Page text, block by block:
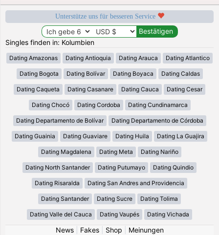
Unterstütze uns für besseren Service
Singles finden in: Kolumbien
Dating Amazonas Dating Antioquia Dating Arauca Dating Atlantico
Dating Bogota Dating Bolívar Dating Boyaca Dating Caldas
Dating Caqueta Dating Casanare Dating Cauca Dating Cesar
Dating Chocó Dating Cordoba Dating Cundinamarca
Dating Departamento de Bolívar Dating Departamento de Córdoba
Dating Guainia Dating Guaviare Dating Huila Dating La Guajira
Dating Magdalena Dating Meta Dating Nariño
Dating North Santander Dating Putumayo Dating Quindio
Dating Risaralda Dating San Andres and Providencia
Dating Santander Dating Sucre Dating Tolima
Dating Valle del Cauca Dating Vaupés Dating Vichada
News| Fakes| Shop
Meinungen